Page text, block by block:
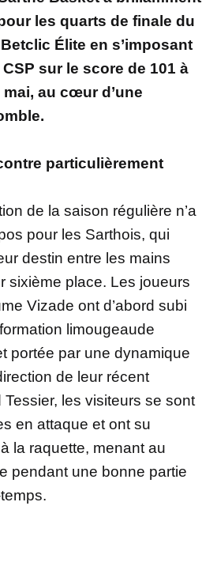
les quarts de finale du
Élite en s’imposant
sur le score de 101 à
au cœur d’une
particulièrement
de la saison régulière n’a
pour les Sarthois, qui
destin entre les mains
sixième place. Les joueurs
Vizade ont d’abord subi
limougeaude
portée par une dynamique
de leur récent
les visiteurs se sont
en attaque et ont su
la raquette, menant au
pendant une bonne partie